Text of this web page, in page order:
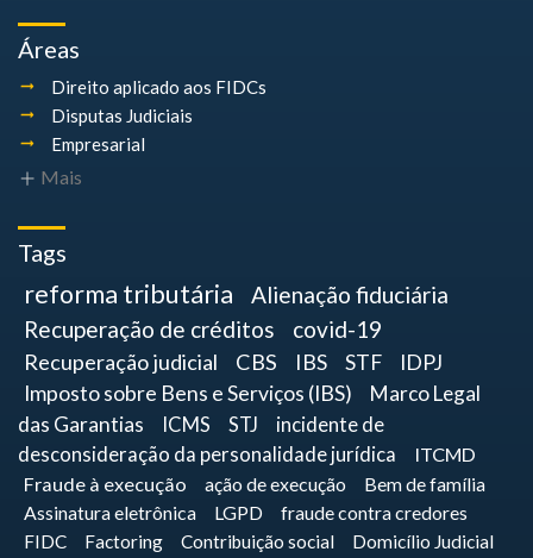
Áreas
Direito aplicado aos FIDCs
Disputas Judiciais
Empresarial
Mais
Tags
reforma tributária
Alienação fiduciária
Recuperação de créditos
covid-19
Recuperação judicial CBS IBS STF
IDPJ
Imposto sobre Bens e Serviços (IBS)
Marco Legal
das Garantias
ICMS STJ
incidente de
desconsideração da personalidade jurídica
ITCMD
Fraude à execução
ação de execução
Bem de família
Assinatura eletrônica
LGPD fraude contra credores
FIDC Factoring Contribuição social
Domicílio Judicial